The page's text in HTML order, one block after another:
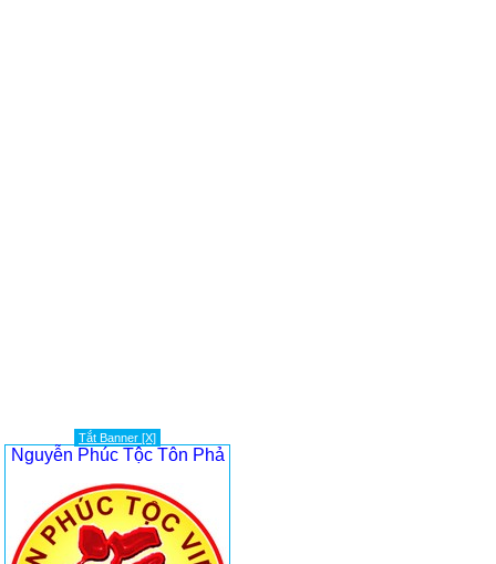
Tắt Banner [X]
Nguyễn Phúc Tộc Tôn Phả